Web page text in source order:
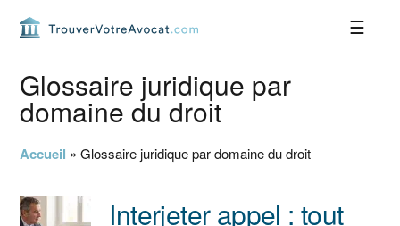
navigation
principale
principal
barre
latérale
principale
pageGlossaire juridique par
domaine du droit
Accueil »Glossaire juridique par domaine du droit
Interjeter appel : tout